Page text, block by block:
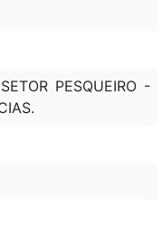
PESQUEIRO -